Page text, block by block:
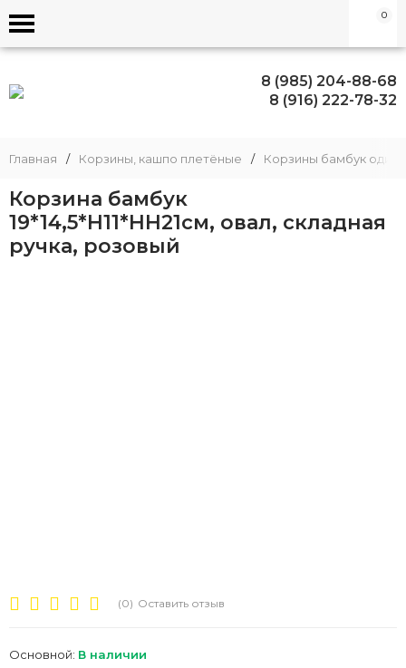
0
8 (985) 204-88-68
8 (916) 222-78-32
Главная / Корзины, кашпо плетёные / Корзины бамбук
Корзина бамбук
19*14,5*H11*HH21см, овал, складная
ручка, розовый
(0) Оставить отзыв
Основной: В наличии